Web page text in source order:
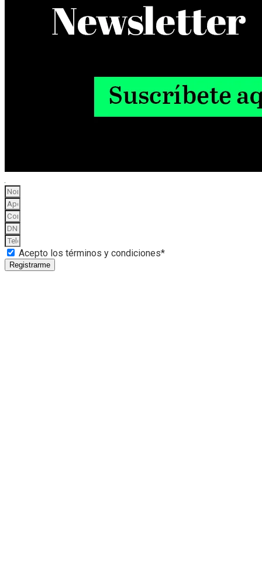
Acepto los términos y condiciones*
Registrarme